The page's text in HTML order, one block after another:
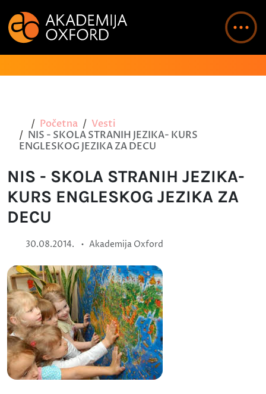
Početna
Vesti
NIS - SKOLA STRANIH JEZIKA- KURS
ENGLESKOG JEZIKA ZA DECU
NIS - SKOLA STRANIH JEZIKA-
KURS ENGLESKOG JEZIKA ZA
DECU
30.08.2014. • Akademija Oxford